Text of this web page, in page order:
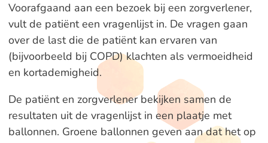
Voorafgaand aan een bezoek bij een zorgverlener,
vult de patiënt een vragenlijst in. De vragen gaan
over de last die de patiënt kan ervaren van
(bijvoorbeeld bij COPD) klachten als vermoeidheid
en kortademigheid.
De patiënt en zorgverlener bekijken samen de
resultaten uit de vragenlijst in een plaatje met
ballonnen. Groene ballonnen geven aan dat het op